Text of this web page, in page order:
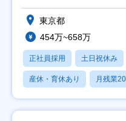
東京都
454万~658万
正社員採用 土日祝休み
産休・育休あり 月残業